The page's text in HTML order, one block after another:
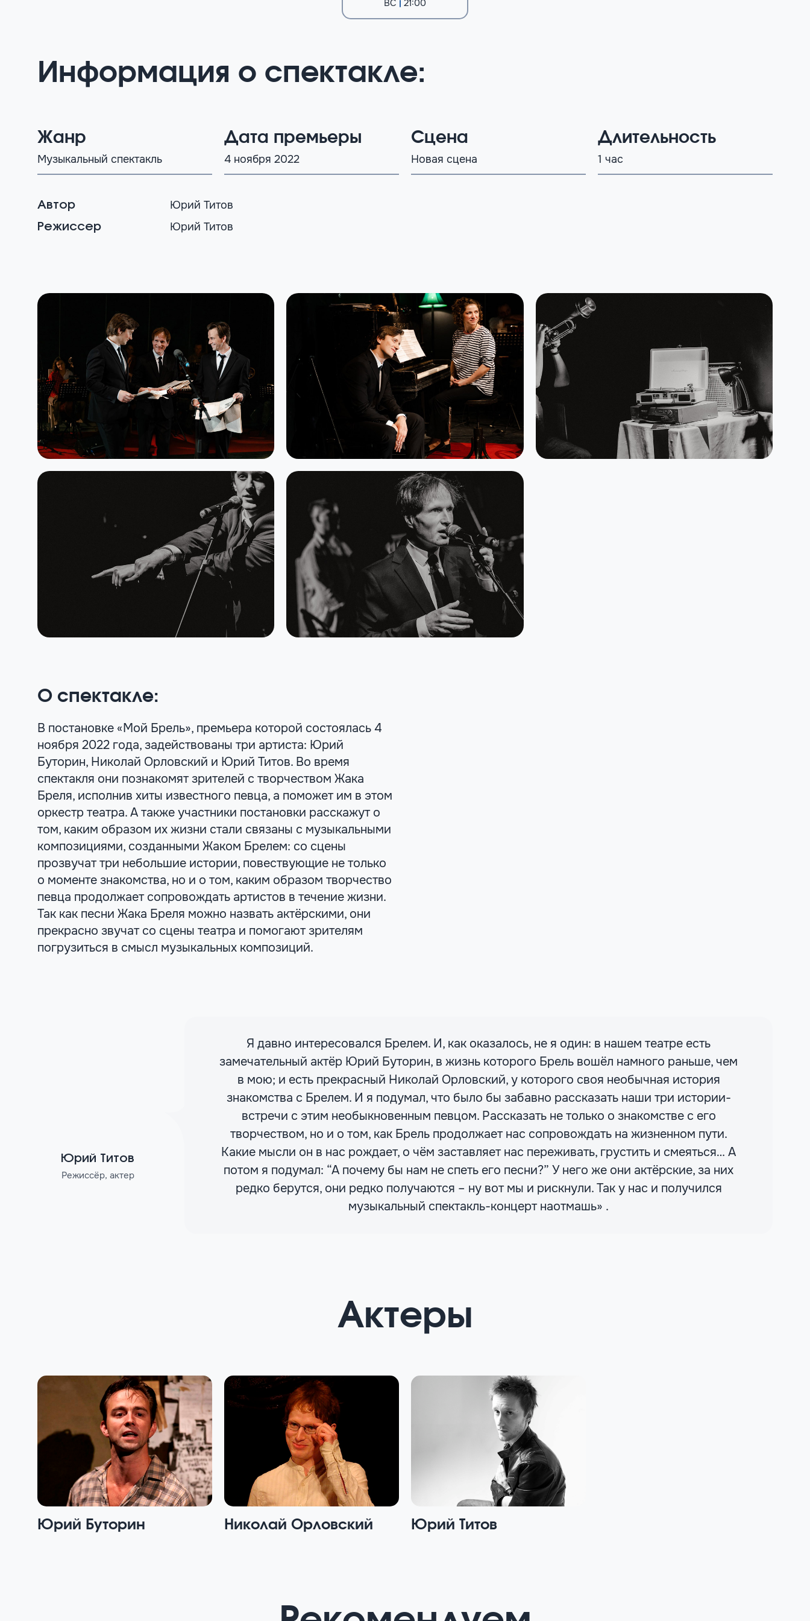
ВС 21:00
Информация о спектакле:
Жанр
Музыкальный спектакль
Дата премьеры
4 ноября 2022
Сцена
Новая сцена
Длительность
1 час
Автор Юрий Титов
Режиссер Юрий Титов
О спектакле:
В постановке «Мой Брель», премьера которой состоялась 4
ноября 2022 года, задействованы три артиста: Юрий
Буторин, Николай Орловский и Юрий Титов. Во время
спектакля они познакомят зрителей с творчеством Жака
Бреля, исполнив хиты известного певца, а поможет им в этом
оркестр театра. А также участники постановки расскажут о
том, каким образом их жизни стали связаны с музыкальными
композициями, созданными Жаком Брелем: со сцены
прозвучат три небольшие истории, повествующие не только
о моменте знакомства, но и о том, каким образом творчество
певца продолжает сопровождать артистов в течение жизни.
Так как песни Жака Бреля можно назвать актёрскими, они
прекрасно звучат со сцены театра и помогают зрителям
погрузиться в смысл музыкальных композиций.
Юрий Титов
Режиссёр, актер
Я давно интересовался Брелем. И, как оказалось, не я один: в нашем театре есть
замечательный актёр Юрий Буторин, в жизнь которого Брель вошёл намного раньше, чем
в мою; и есть прекрасный Николай Орловский, у которого своя необычная история
знакомства с Брелем. И я подумал, что было бы забавно рассказать наши три истории-
встречи с этим необыкновенным певцом. Рассказать не только о знакомстве с его
творчеством, но и о том, как Брель продолжает нас сопровождать на жизненном пути.
Какие мысли он в нас рождает, о чём заставляет нас переживать, грустить и смеяться… А
потом я подумал: “А почему бы нам не спеть его песни?” У него же они актёрские, за них
редко берутся, они редко получаются – ну вот мы и рискнули. Так у нас и получился
музыкальный спектакль-концерт наотмашь» .
Актеры
Юрий Буторин Николай Орловский Юрий Титов